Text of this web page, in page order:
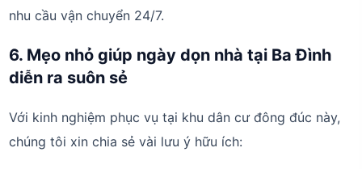
nhu cầu vận chuyển 24/7.
6. Mẹo nhỏ giúp ngày dọn nhà tại Ba Đình
diễn ra suôn sẻ
Với kinh nghiệm phục vụ tại khu dân cư đông đúc này,
chúng tôi xin chia sẻ vài lưu ý hữu ích: